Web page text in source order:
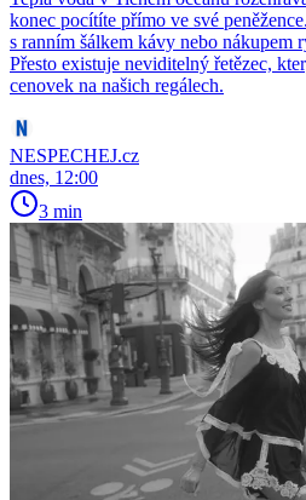
konec pocítíte přímo ve své
s ranním šálkem kávy nebo nákupem
Přesto existuje neviditelný řetězec,
cenovek na našich regálech.
NESPECHEJ.cz
dnes, 12:00
3 min